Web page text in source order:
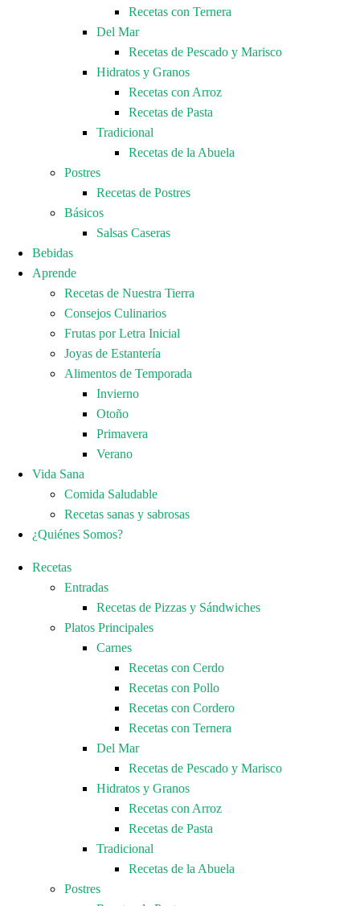
Recetas con Ternera
Del Mar
Recetas de Pescado y Marisco
Hidratos y Granos
Recetas con Arroz
Recetas de Pasta
Tradicional
Recetas de la Abuela
Postres
Recetas de Postres
Básicos
Salsas Caseras
Bebidas
Aprende
Recetas de Nuestra Tierra
Consejos Culinarios
Frutas por Letra Inicial
Joyas de Estantería
Alimentos de Temporada
Invierno
Otoño
Primavera
Verano
Vida Sana
Comida Saludable
Recetas sanas y sabrosas
¿Quiénes Somos?
Recetas
Entradas
Recetas de Pizzas y Sándwiches
Platos Principales
Carnes
Recetas con Cerdo
Recetas con Pollo
Recetas con Cordero
Recetas con Ternera
Del Mar
Recetas de Pescado y Marisco
Hidratos y Granos
Recetas con Arroz
Recetas de Pasta
Tradicional
Recetas de la Abuela
Postres